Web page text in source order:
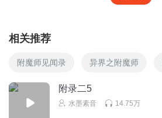
相关推荐
附魔师见闻录 异界之附魔师
附录二5
水墨素音 14.75万